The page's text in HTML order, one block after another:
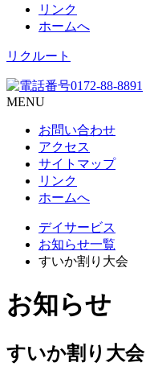
リンク
ホームへ
リクルート
MENU
お問い合わせ
アクセス
サイトマップ
リンク
ホームへ
デイサービス
お知らせ一覧
すいか割り大会
お知らせ
すいか割り大会